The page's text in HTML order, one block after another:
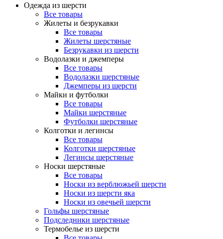
Одежда из шерсти
Все товары
Жилеты и безрукавки
Все товары
Жилеты шерстяные
Безрукавки из шерсти
Водолазки и джемперы
Все товары
Водолазки шерстяные
Джемперы из шерсти
Майки и футболки
Все товары
Майки шерстяные
Футболки шерстяные
Колготки и легинсы
Все товары
Колготки шерстяные
Легинсы шерстяные
Носки шерстяные
Все товары
Носки из верблюжьей шерсти
Носки из шерсти яка
Носки из овечьей шерсти
Гольфы шерстяные
Подследники шерстяные
Термобелье из шерсти